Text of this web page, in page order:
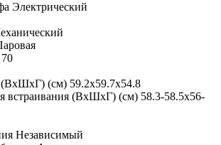
Электрический
70
(ВхШхГ) (см) 59.2х59.7х54.8
встраивания (ВхШхГ) (см) 58.3-58.5х56-
Независимый